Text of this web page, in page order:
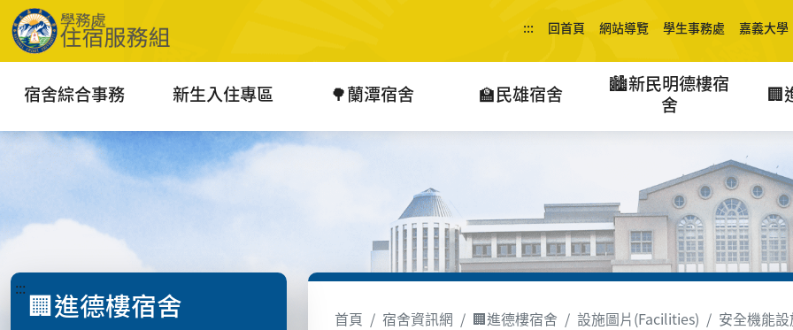
::: 回首頁 網站導覽 學生事務處 嘉義大學
宿舍綜合事務 新生入住專區 🌳蘭潭宿舍 🏫民雄宿舍
🏙️新民明德樓宿
舍
🏢
::: 🏢進德樓宿舍 首頁 宿舍資訊網 🏢進德樓宿舍 設施圖片(Facilities) 安全機能